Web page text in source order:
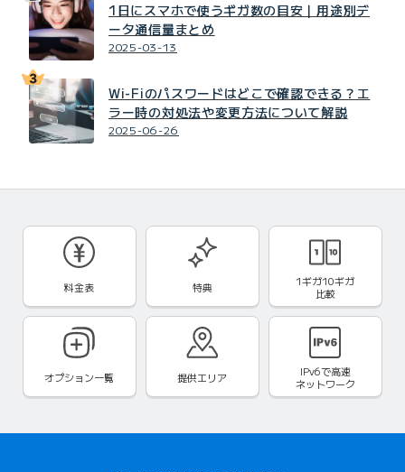
1日にスマホで使うギガ数の目安｜用途別デ
ータ通信量まとめ
2025-03-13
Wi-Fiのパスワードはどこで確認できる？エ
ラー時の対処法や変更方法について解説
2025-06-26
料金表 特典
1ギガ10ギガ
比較
オプション一覧 提供エリア IPv6で高速
ネットワーク